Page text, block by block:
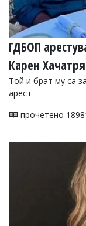
ГДБОП
Карен
Той и брат му са
арест
прочетено